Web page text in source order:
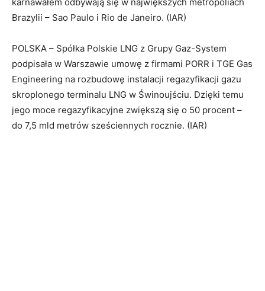
Brazylii – Sao Paulo i Rio de Janeiro. (IAR)
POLSKA – Spółka Polskie LNG z Grupy Gaz-System
podpisała w Warszawie umowę z firmami PORR i TGE Gas
Engineering na rozbudowę instalacji regazyfikacji gazu
skroplonego terminalu LNG w Świnoujściu. Dzięki temu
jego moce regazyfikacyjne zwiększą się o 50 procent –
do 7,5 mld metrów sześciennych rocznie. (IAR)